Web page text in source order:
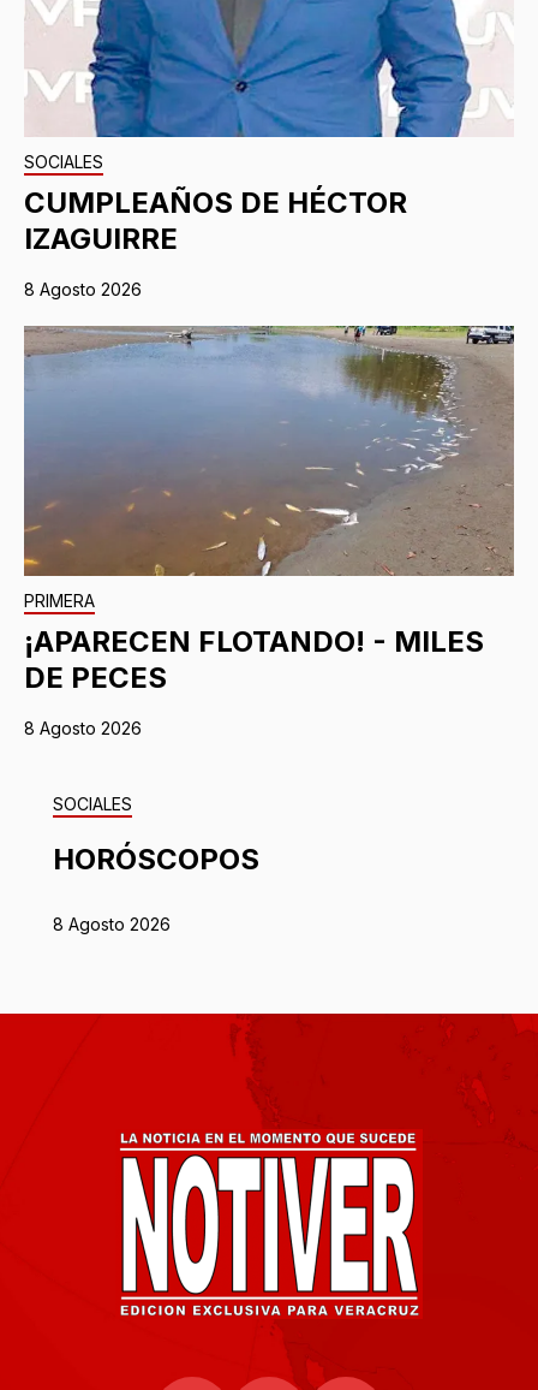
SOCIALES
CUMPLEAÑOS DE HÉCTOR
IZAGUIRRE
8 Agosto 2026
PRIMERA
¡APARECEN FLOTANDO! - MILES
DE PECES
8 Agosto 2026
SOCIALES
HORÓSCOPOS
8 Agosto 2026